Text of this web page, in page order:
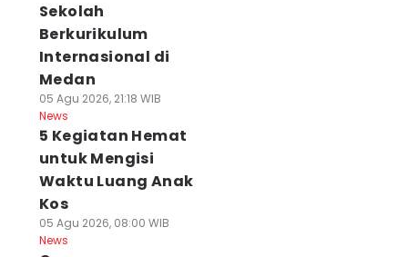
Sekolah
Berkurikulum
Internasional di
Medan
05 Agu 2026, 21:18 WIB
News
5 Kegiatan Hemat
untuk Mengisi
Waktu Luang Anak
Kos
05 Agu 2026, 08:00 WIB
News